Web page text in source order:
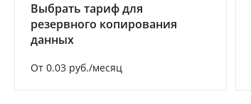
Выбрать тариф для
резервного копирования
данных
От 0.03 руб./месяц